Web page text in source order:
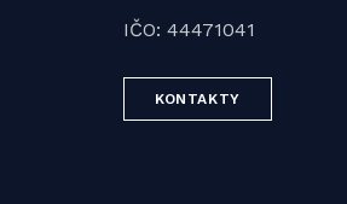
IČO: 44471041
KONTAKTY